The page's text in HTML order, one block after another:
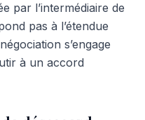
par l’intermédiaire de
pas à l’étendue
s’engage
à un accord